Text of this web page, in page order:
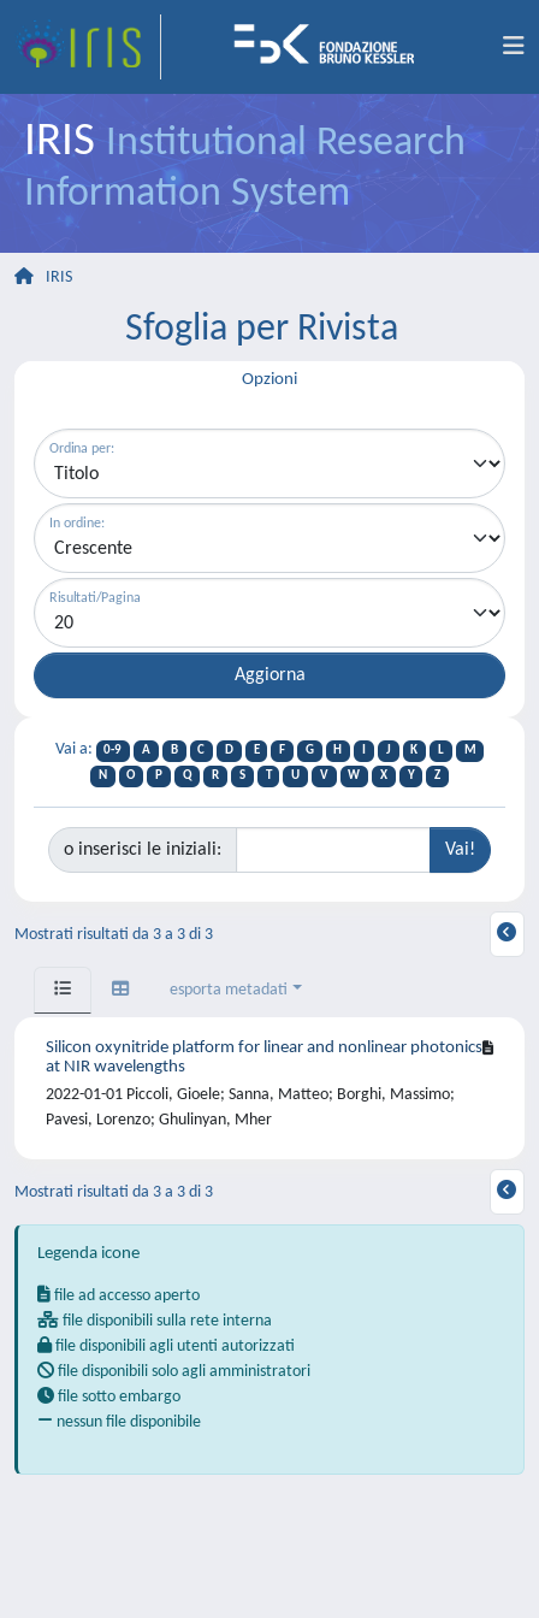
IRIS Institutional Research
Information System
IRIS
Sfoglia per Rivista
Opzioni
Ordina per:
In ordine:
Risultati/Pagina
Vai a: 0-9 A B C D E F G H J K L
M
N
O P Q R S T U V W X Y Z
o inserisci le iniziali:
Mostrati risultati da 3 a 3 di 3
esporta metadati
Silicon oxynitride platform for linear and nonlinear photonics
at NIR wavelengths
2022-01-01 Piccoli, Gioele; Sanna, Matteo; Borghi, Massimo;
Pavesi, Lorenzo; Ghulinyan, Mher
Mostrati risultati da 3 a 3 di 3
Legenda icone
file ad accesso aperto
file disponibili sulla rete interna
file disponibili agli utenti autorizzati
file disponibili solo agli amministratori
file sotto embargo
nessun file disponibile